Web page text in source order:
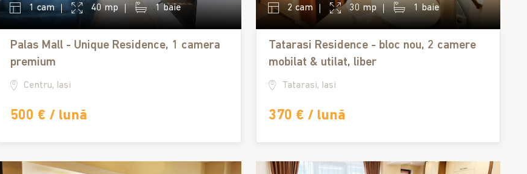
1 cam 40 mp 1 baie
Palas Mall - Unique Residence, 1 camera
premium
Centru, Iasi
500 € / lună
2 cam 30 mp 1 baie
Tatarasi Residence - bloc nou, 2 camere
mobilat & utilat, liber
Tatarasi, Iasi
370 € / lună